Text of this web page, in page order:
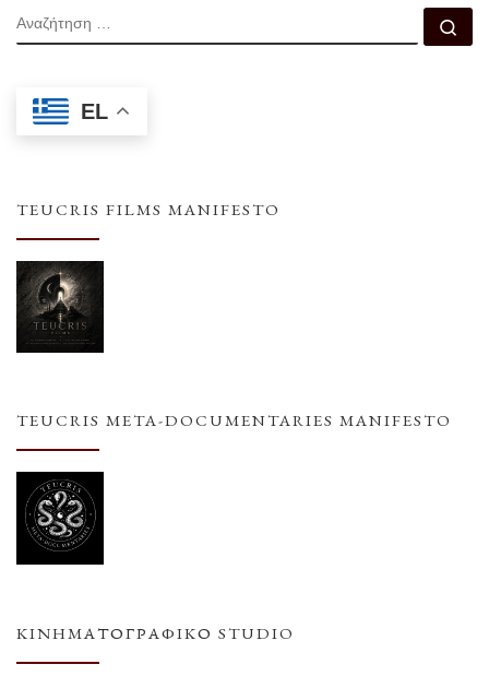
ΑΝΑΖΉΤΗΣΗ
EL
TEUCRIS FILMS MANIFESTO
TEUCRIS META-DOCUMENTARIES MANIFESTO
ΚΙΝΗΜΑΤΟΓΡΑΦΙΚΌ STUDIO